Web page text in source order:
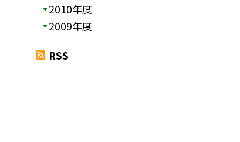
2010年度
2009年度
RSS